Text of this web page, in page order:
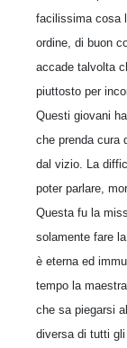
facilissima cosa
ordine, di buon
accade talvolta
piuttosto per
Questi giovani
che prenda cura
dal vizio. La
poter parlare,
Questa fu la
solamente fare
è eterna ed
tempo la
che sa piegarsi
diversa di tutti